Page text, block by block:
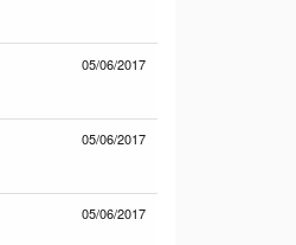
05/06/2017
05/06/2017
05/06/2017